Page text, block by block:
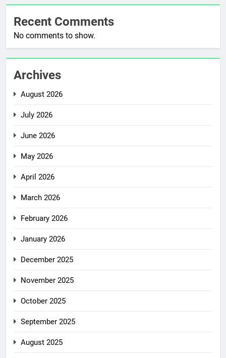
Recent Comments
No comments to show.
Archives
August 2026
July 2026
June 2026
May 2026
April 2026
March 2026
February 2026
January 2026
December 2025
November 2025
October 2025
September 2025
August 2025